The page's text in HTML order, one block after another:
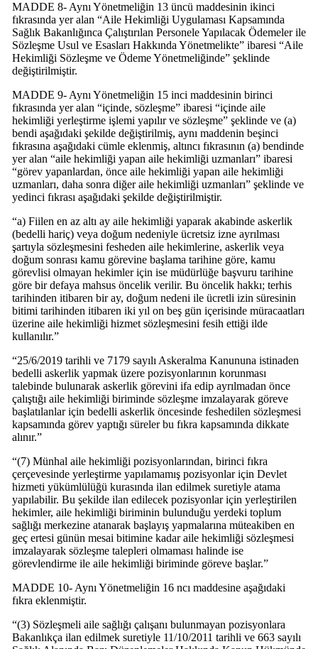
MADDE 8- Aynı Yönetmeliğin 13 üncü maddesinin ikinci
fıkrasında yer alan “Aile Hekimliği Uygulaması Kapsamında
Sağlık Bakanlığınca Çalıştırılan Personele Yapılacak Ödemeler ile
Sözleşme Usul ve Esasları Hakkında Yönetmelikte” ibaresi “Aile
Hekimliği Sözleşme ve Ödeme Yönetmeliğinde” şeklinde
değiştirilmiştir.
MADDE 9- Aynı Yönetmeliğin 15 inci maddesinin birinci
fıkrasında yer alan “içinde, sözleşme” ibaresi “içinde aile
hekimliği yerleştirme işlemi yapılır ve sözleşme” şeklinde ve (a)
bendi aşağıdaki şekilde değiştirilmiş, aynı maddenin beşinci
fıkrasına aşağıdaki cümle eklenmiş, altıncı fıkrasının (a) bendinde
yer alan “aile hekimliği yapan aile hekimliği uzmanları” ibaresi
“görev yapanlardan, önce aile hekimliği yapan aile hekimliği
uzmanları, daha sonra diğer aile hekimliği uzmanları” şeklinde ve
yedinci fıkrası aşağıdaki şekilde değiştirilmiştir.
“a) Fiilen en az altı ay aile hekimliği yaparak akabinde askerlik
(bedelli hariç) veya doğum nedeniyle ücretsiz izne ayrılması
şartıyla sözleşmesini fesheden aile hekimlerine, askerlik veya
doğum sonrası kamu görevine başlama tarihine göre, kamu
görevlisi olmayan hekimler için ise müdürlüğe başvuru tarihine
göre bir defaya mahsus öncelik verilir. Bu öncelik hakkı; terhis
tarihinden itibaren bir ay, doğum nedeni ile ücretli izin süresinin
bitimi tarihinden itibaren iki yıl on beş gün içerisinde müracaatları
üzerine aile hekimliği hizmet sözleşmesini fesih ettiği ilde
kullanılır.”
“25/6/2019 tarihli ve 7179 sayılı Askeralma Kanununa istinaden
bedelli askerlik yapmak üzere pozisyonlarının korunması
talebinde bulunarak askerlik görevini ifa edip ayrılmadan önce
çalıştığı aile hekimliği biriminde sözleşme imzalayarak göreve
başlatılanlar için bedelli askerlik öncesinde feshedilen sözleşmesi
kapsamında görev yaptığı süreler bu fıkra kapsamında dikkate
alınır.”
“(7) Münhal aile hekimliği pozisyonlarından, birinci fıkra
çerçevesinde yerleştirme yapılamamış pozisyonlar için Devlet
hizmeti yükümlülüğü kurasında ilan edilmek suretiyle atama
yapılabilir. Bu şekilde ilan edilecek pozisyonlar için yerleştirilen
hekimler, aile hekimliği biriminin bulunduğu yerdeki toplum
sağlığı merkezine atanarak başlayış yapmalarına müteakiben en
geç ertesi günün mesai bitimine kadar aile hekimliği sözleşmesi
imzalayarak sözleşme talepleri olmaması halinde ise
görevlendirme ile aile hekimliği biriminde göreve başlar.”
MADDE 10- Aynı Yönetmeliğin 16 ncı maddesine aşağıdaki
fıkra eklenmiştir.
“(3) Sözleşmeli aile sağlığı çalışanı bulunmayan pozisyonlara
Bakanlıkça ilan edilmek suretiyle 11/10/2011 tarihli ve 663 sayılı